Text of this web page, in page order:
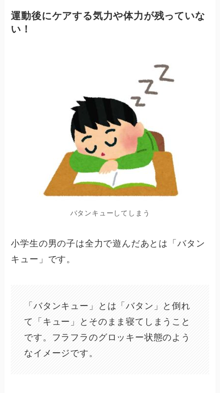
運動後にケアする気力や体力が残っていな
い！
バタンキューしてしまう
小学生の男の子は全力で遊んだあとは「バタン
キュー」です。
「バタンキュー」とは「バタン」と倒れ
て「キュー」とそのまま寝てしまうこと
です。フラフラのグロッキー状態のよう
なイメージです。